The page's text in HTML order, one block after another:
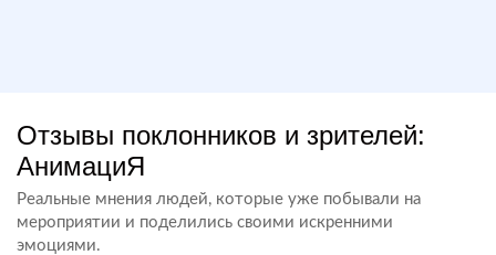
Отзывы поклонников и зрителей:
АнимациЯ
Реальные мнения людей, которые уже побывали на
мероприятии и поделились своими искренними
эмоциями.